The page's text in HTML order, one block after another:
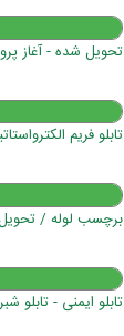
تحویل شده - آغاز پروژه : 23 / 8 / 97 تحویل شده در
تابلو فریم الکترواستاتیک / تحویل
برچسب لوله / تحویل شده - آغاز
تابلو ایمنی - تابلو شبرنگ /